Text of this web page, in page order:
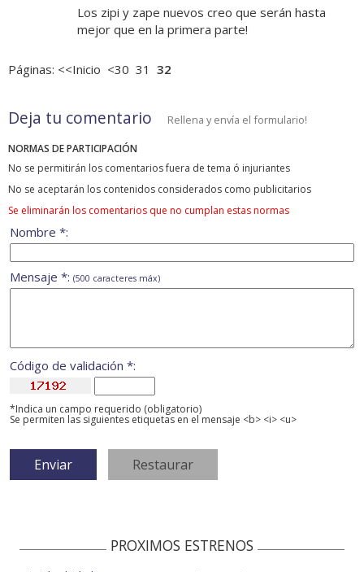
Los zipi y zape nuevos creo que serán hasta
mejor que en la primera parte!
Páginas: <<Inicio <30 31 32
Deja tu comentario Rellena y envía el formulario!
NORMAS DE PARTICIPACIÓN
No se permitirán los comentarios fuera de tema ó injuriantes
No se aceptarán los contenidos considerados como publicitarios
Se eliminarán los comentarios que no cumplan estas normas
Nombre *:
Mensaje *: (500 caracteres máx)
Código de validación *:
*Indica un campo requerido (obligatorio)
Se permiten las siguientes etiquetas en el mensaje <b> <i> <u>
PROXIMOS ESTRENOS